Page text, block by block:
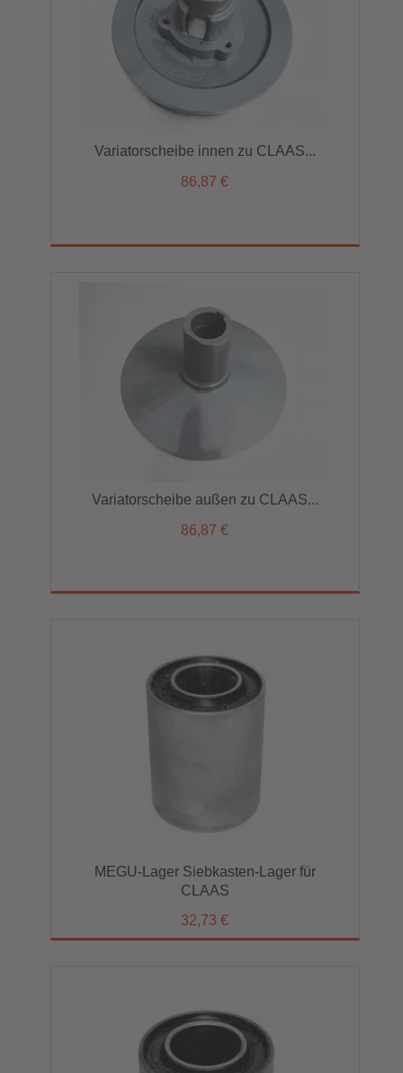
Variatorscheibe innen zu CLAAS...
86,87 €
Variatorscheibe außen zu CLAAS...
86,87 €
MEGU-Lager Siebkasten-Lager für
CLAAS
32,73 €